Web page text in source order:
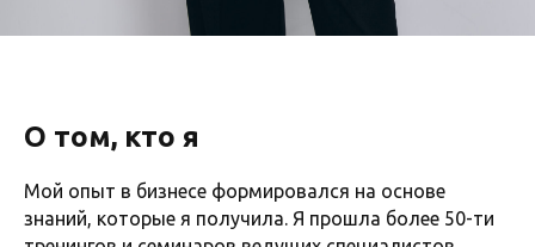
О том, кто я
Мой опыт в бизнесе формировался на основе
знаний, которые я получила. Я прошла более 50-ти